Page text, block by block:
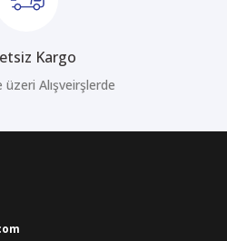
Kargo
Alışveirşlerde